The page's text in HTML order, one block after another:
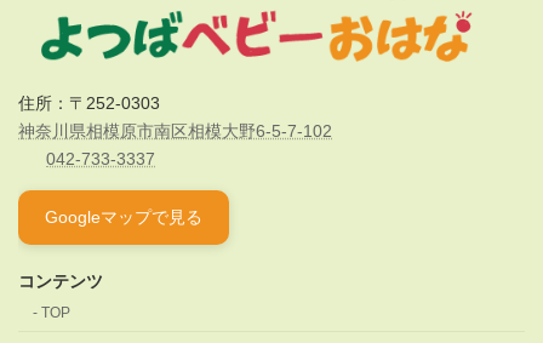
住所：〒252-0303
神奈川県相模原市南区相模大野6-5-7-102
042-733-3337
Googleマップで見る
コンテンツ
TOP